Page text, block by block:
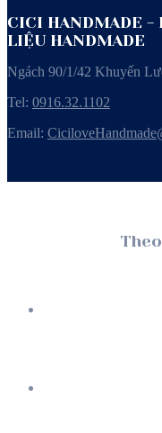
CICI HANDMADE -
LIỆU HANDMADE
Ngách 90/1/42 Khuyến
Tel: 0916.32.1102
Email: